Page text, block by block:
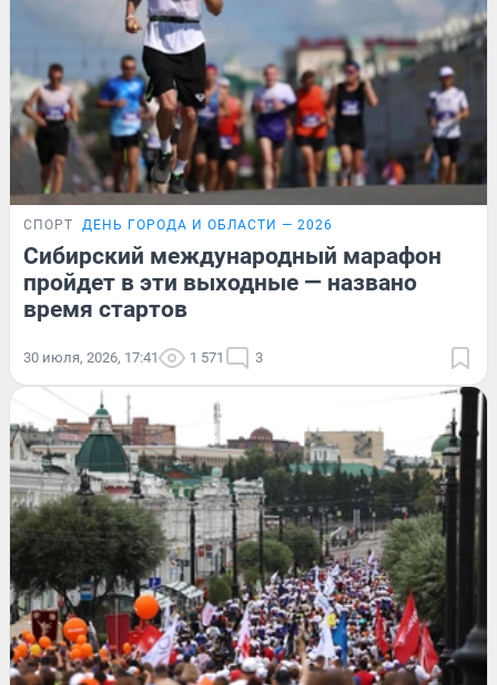
СПОРТ ДЕНЬ ГОРОДА И ОБЛАСТИ — 2026
Сибирский международный марафон
пройдет в эти выходные — названо
время стартов
30 июля, 2026, 17:41 1 571 3